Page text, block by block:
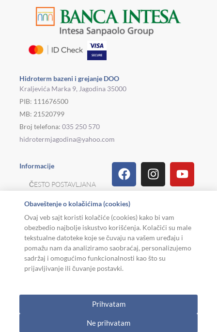
Hidroterm bazeni i grejanje DOO
Kraljevića Marka 9, Jagodina 35000
PIB: 111676500
MB: 21520799
Broj telefona: 035 250 570
hidrotermjagodina@yahoo.com
Informacije
ČESTO POSTAVLJANA
REKLAMACIJE I
POVRAT ROBE
USLOVI KORIŠĆENJA
FacebookInstagram
Linkedin
Viber
TiktokPinterest
Copyright © 2026. Hidroterm Jagodina
Obaveštenje o kolačićima (cookies)
Ovaj veb sajt koristi kolačiće (cookies) kako bi vam
obezbedio najbolje iskustvo korišćenja. Kolačići su male
tekstualne datoteke koje se čuvaju na vašem uređaju i
pomažu nam da analiziramo saobraćaj, personalizujemo
sadržaj i omogućimo funkcionalnosti kao što su
prijavljivanje ili čuvanje postavki.
Prihvatam
Ne prihvatam